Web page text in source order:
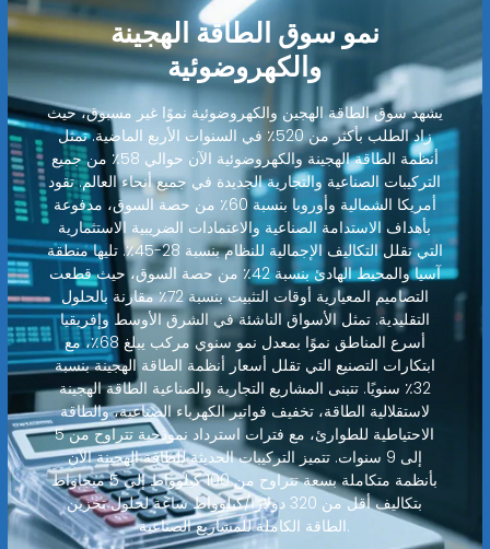
نمو سوق الطاقة الهجينة
والكهروضوئية
يشهد سوق الطاقة الهجين والكهروضوئية نموًا غير مسبوق، حيث
زاد الطلب بأكثر من 520٪ في السنوات الأربع الماضية. تمثل
أنظمة الطاقة الهجينة والكهروضوئية الآن حوالي 58٪ من جميع
التركيبات الصناعية والتجارية الجديدة في جميع أنحاء العالم. تقود
أمريكا الشمالية وأوروبا بنسبة 60٪ من حصة السوق، مدفوعة
بأهداف الاستدامة الصناعية والاعتمادات الضريبية الاستثمارية
التي تقلل التكاليف الإجمالية للنظام بنسبة 28-45٪. تليها منطقة
آسيا والمحيط الهادئ بنسبة 42٪ من حصة السوق، حيث قطعت
التصاميم المعيارية أوقات التثبيت بنسبة 72٪ مقارنة بالحلول
التقليدية. تمثل الأسواق الناشئة في الشرق الأوسط وإفريقيا
أسرع المناطق نموًا بمعدل نمو سنوي مركب يبلغ 68٪، مع
ابتكارات التصنيع التي تقلل أسعار أنظمة الطاقة الهجينة بنسبة
32٪ سنويًا. تتبنى المشاريع التجارية والصناعية الطاقة الهجينة
لاستقلالية الطاقة، تخفيف فواتير الكهرباء الصناعية، والطاقة
الاحتياطية للطوارئ، مع فترات استرداد نموذجية تتراوح من 5
إلى 9 سنوات. تتميز التركيبات الحديثة للطاقة الهجينة الآن
بأنظمة متكاملة بسعة تتراوح من 100 كيلوواط إلى 5 ميجاواط
بتكاليف أقل من 320 دولارًا/كيلوواط ساعة لحلول تخزين
الطاقة الكاملة للمشاريع الصناعية.